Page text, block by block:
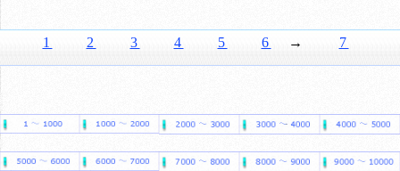
1 2 3 4 5 6 → 7